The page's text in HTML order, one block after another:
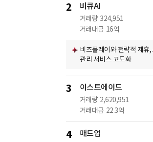
2 비큐AI
거래량 324,951
거래대금 16억
비즈플레이와 전략적 제휴,
관리 서비스 고도화
3 이스트에이드
거래량 2,620,951
거래대금 22.3억
4 매드업